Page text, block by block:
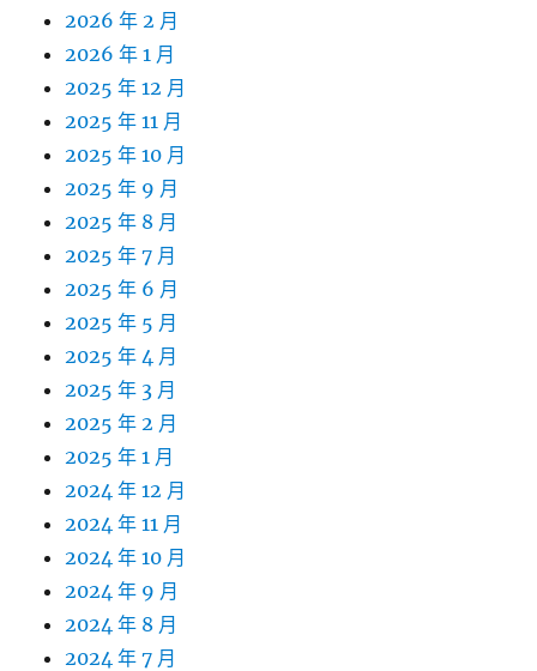
2026 年 2 月
2026 年 1 月
2025 年 12 月
2025 年 11 月
2025 年 10 月
2025 年 9 月
2025 年 8 月
2025 年 7 月
2025 年 6 月
2025 年 5 月
2025 年 4 月
2025 年 3 月
2025 年 2 月
2025 年 1 月
2024 年 12 月
2024 年 11 月
2024 年 10 月
2024 年 9 月
2024 年 8 月
2024 年 7 月